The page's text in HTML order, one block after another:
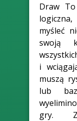
Draw
myśleć
swoją
i
muszą
lub
gry. Z